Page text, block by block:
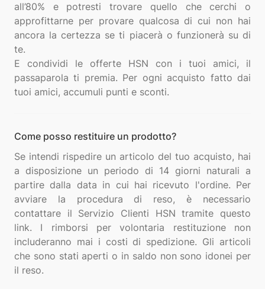
all’80% e potresti trovare quello che cerchi o
approfittarne per provare qualcosa di cui non hai
ancora la certezza se ti piacerà o funzionerà su di
te.
E condividi le offerte HSN con i tuoi amici, il
passaparola ti premia. Per ogni acquisto fatto dai
Come posso restituire un prodotto?
Se intendi rispedire un articolo del tuo acquisto, hai
a disposizione un periodo di 14 giorni naturali a
partire dalla data in cui hai ricevuto l'ordine. Per
avviare la procedura di reso, è necessario
contattare il Servizio Clienti HSN tramite questo
link. I rimborsi per volontaria restituzione non
includeranno mai i costi di spedizione. Gli articoli
che sono stati aperti o in saldo non sono idonei per